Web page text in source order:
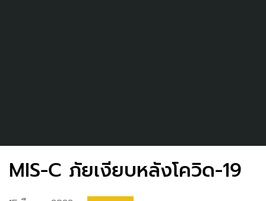
MIS-C ภัยเงียบหลังโควิด-19